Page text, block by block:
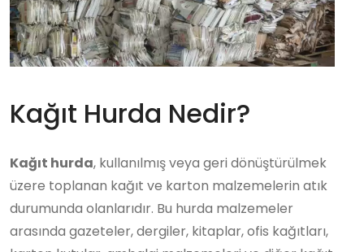
Kağıt Hurda Nedir?
Kağıt hurda, kullanılmış veya geri dönüştürülmek
üzere toplanan kağıt ve karton malzemelerin atık
durumunda olanlarıdır. Bu hurda malzemeler
arasında gazeteler, dergiler, kitaplar, ofis kağıtları,